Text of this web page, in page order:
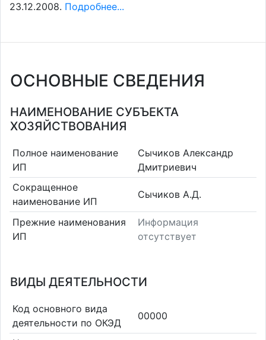
23.12.2008. Подробнее...
ОСНОВНЫЕ СВЕДЕНИЯ
НАИМЕНОВАНИЕ СУБЪЕКТА
ХОЗЯЙСТВОВАНИЯ
Полное наименование
ИП
Сычиков Александр
Дмитриевич
Сокращенное
наименование ИП
Сычиков А.Д.
Прежние наименования
ИП
Информация
отсутствует
ВИДЫ ДЕЯТЕЛЬНОСТИ
Код основного вида
деятельности по ОКЭД
00000